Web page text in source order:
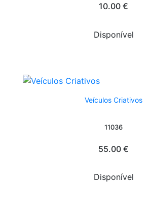
10.00 €
Disponível
Veículos Criativos
11036
55.00 €
Disponível